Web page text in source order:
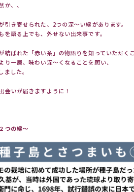
か、、
引き寄せられた、2つの深～い縁があります。
を語る上でも、外せない出来事です。
結ばれた「赤い糸」の物語りを知っていただく
り一層、味わい深～くなることを願い、
した。
会いが届きますように！
つの縁～